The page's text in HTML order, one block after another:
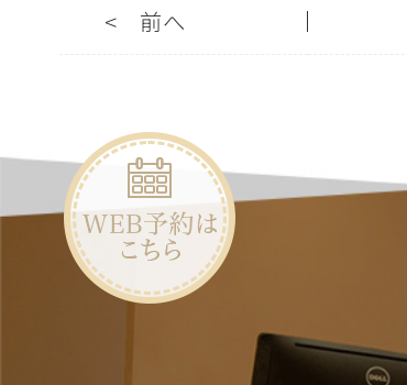
< 前へ